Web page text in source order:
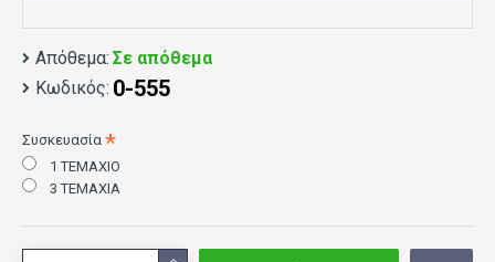
Απόθεμα: Σε απόθεμα
Κωδικός: 0-555
Συσκευασία
1 ΤΕΜΑΧΙΟ
3 ΤΕΜΑΧΙΑ